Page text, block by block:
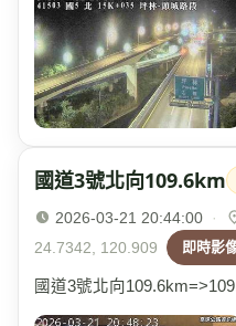
國道3號北向109.6km
2026-03-21 20:44:00 ·
24.7342, 120.909
即時影
國道3號北向